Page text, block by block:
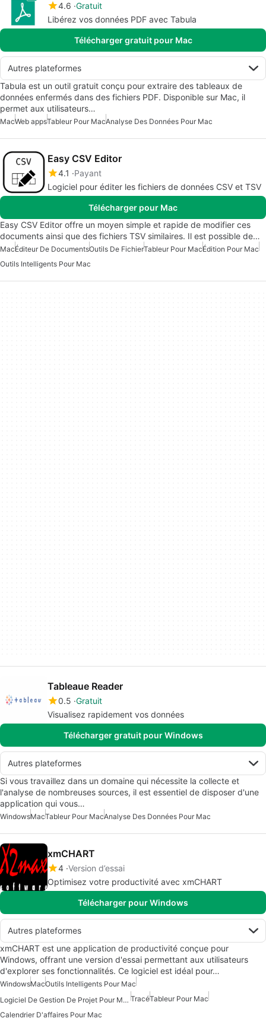
4.6 Gratuit
Libérez vos données PDF avec Tabula
Télécharger gratuit pour Mac
Autres plateformes
Tabula est un outil gratuit conçu pour extraire des tableaux de
données enfermés dans des fichiers PDF. Disponible sur Mac, il
permet aux utilisateurs…
MacWeb appsTableur Pour MacAnalyse Des Données Pour Mac
Easy CSV Editor
4.1
Payant
Logiciel pour éditer les fichiers de données CSV et TSV
Télécharger pour Mac
Easy CSV Editor offre un moyen simple et rapide de modifier ces
documents ainsi que des fichiers TSV similaires. Il est possible de…
MacÉditeur De DocumentsOutils De FichierTableur Pour MacÉdition Pour Mac
Outils Intelligents Pour Mac
Tableaue Reader
0.5 Gratuit
Visualisez rapidement vos données
Télécharger gratuit pour Windows
Autres plateformes
Si vous travaillez dans un domaine qui nécessite la collecte et
l'analyse de nombreuses sources, il est essentiel de disposer d'une
application qui vous…
WindowsMacTableur Pour MacAnalyse Des Données Pour Mac
xmCHART
4 Version d’essai
Optimisez votre productivité avec xmCHART
Télécharger pour Windows
Autres plateformes
xmCHART est une application de productivité conçue pour
Windows, offrant une version d'essai permettant aux utilisateurs
d'explorer ses fonctionnalités. Ce logiciel est idéal pour…
WindowsMacOutils Intelligents Pour Mac
Logiciel De Gestion De Projet Pour Mac TracéTableur Pour Mac
Calendrier D'affaires Pour Mac